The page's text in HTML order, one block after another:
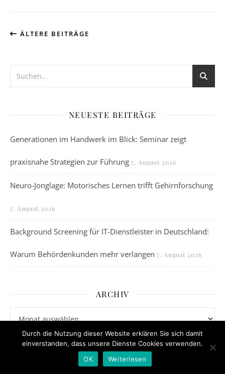
ÄLTERE BEITRÄGE
NEUESTE BEITRÄGE
Generationen im Handwerk im Blick: Seminar zeigt
praxisnahe Strategien zur Führung 7. August 2026
Neuro-Jonglage: Motorisches Lernen trifft Gehirnforschung
7. August 2026
Background Screening für IT-Dienstleister in Deutschland:
Warum Behördenkunden mehr verlangen 7. August 2026
ARCHIV
KATEGORIEN
Durch die Nutzung dieser Website erklären Sie sich damit
einverstanden, dass unsere Dienste Cookies verwenden.
OK
Weiterlesen